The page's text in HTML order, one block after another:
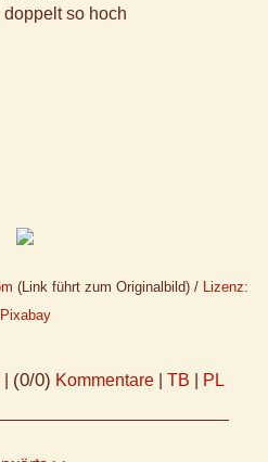
so hoch
(Link führt zum Originalbild) /
Lizenz:
Pixabay
(0/0) Kommentare TB PL